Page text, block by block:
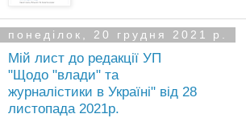
понеділок, 20 грудня 2021 р.
Мій лист до редакції УП
"Щодо "влади" та
журналістики в Україні" від 28
листопада 2021р.